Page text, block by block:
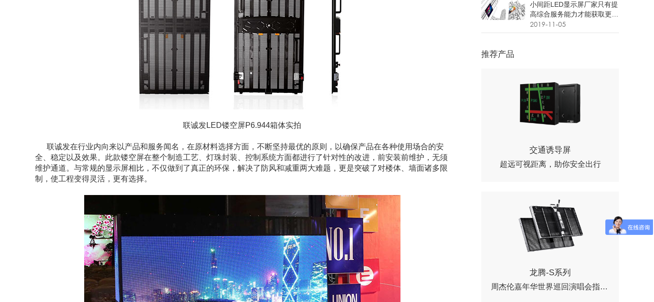
联诚发LED镂空屏P6.944箱体实拍
联诚发在行业内向来以产品和服务闻名，在原材料选择方面，不断坚持最优的原则，以确保产品在各种使用场合的安
全、稳定以及效果。此款镂空屏在整个制造工艺、灯珠封装、控制系统方面都进行了针对性的改进，前安装前维护，无须
维护通道。与常规的显示屏相比，不仅做到了真正的环保，解决了防风和减重两大难题，更是突破了对楼体、墙面诸多限
制，使工程变得灵活，更有选择。
小间距LED显示屏厂家只有提
高综合服务能力才能获取更多
市场话语权
2019-11-05
推荐产品
交通诱导屏
超远可视距离，助你安全出行
龙腾-S系列
周杰伦嘉年华世界巡回演唱会指定用屏